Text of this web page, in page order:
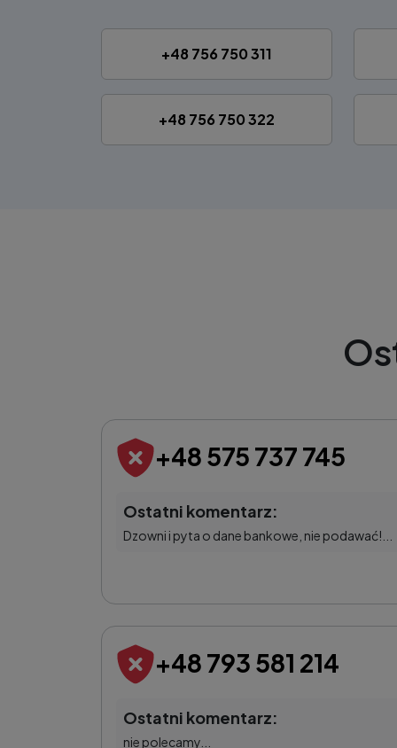
+48 756 750 311
+48 756 750 322
+48 575 737 745
Ostatni komentarz:
Dzowni i pyta o dane bankowe, nie podawać!...
+48 793 581 214
Ostatni komentarz:
nie polecamy...